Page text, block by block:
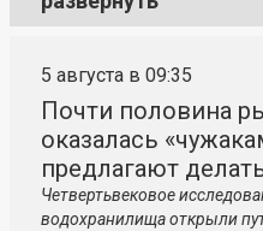
5 августа в 09:35
Почти половина
оказалась
предлагают
Четвертьвековое
водохранилища открыли